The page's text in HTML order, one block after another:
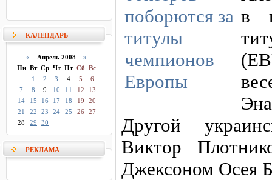
КАЛЕНДАРЬ
« Апрель 2008 »
Пн Вт Ср Чт Пт Сб Вс
1
2 3 4 5
6
7
8 9 10 11 12
13
14
15 16 17 18 19
20
21
22 23 24 25 26 27
28
29 30
РЕКЛАМА
в
Другой
Виктор
Джексоном Осея